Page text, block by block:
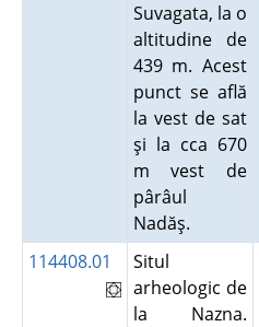
Suvagata, la o
altitudine de
439 m. Acest
punct se află
la vest de sat
şi la cca 670
m vest de
pârâul
Nadăş.
114408.01
Situl
arheologic de
la Nazna.